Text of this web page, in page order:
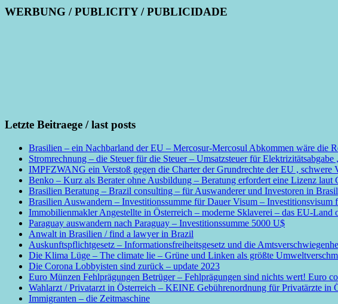
WERBUNG / PUBLICITY / PUBLICIDADE
Letzte Beitraege / last posts
Brasilien – ein Nachbarland der EU – Mercosur-Mercosul Abkommen wäre die
Stromrechnung – die Steuer für die Steuer – Umsatzsteuer für
IMPFZWANG ein Verstoß gegen die Charter der Grundrechte der EU , schwere
Benko – Kurz als Berater ohne Ausbildung – Beratung erfordert eine Lizenz laut
Brasilien Beratung – Brazil consulting – für Auswanderer und Investoren in
Brasilien Auswandern – Investitionssumme für Dauer Visum – Investitionsvisum
Immobilienmakler Angestellte in Österreich – moderne Sklaverei – das EU-Land
Paraguay auswandern nach Paraguay – Investitionssumme 5000 U$
Anwalt in Brasilien / find a lawyer in Brazil
Auskunftspflichtgesetz – Informationsfreiheitsgesetz und die
Die Klima Lüge – The climate lie – Grüne und Linken als größte
Die Corona Lobbyisten sind zurück – update 2023
Euro Münzen Fehlprägungen Betrüger – Fehlprägungen sind nichts wert! Euro
Wahlarzt / Privatarzt in Österreich – KEINE Gebührenordnung für Privatärzte in
Immigranten – die Zeitmaschine